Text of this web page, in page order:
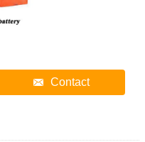
Contact